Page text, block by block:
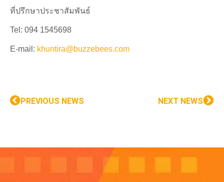
ที่ปรึกษาประชาสัมพันธ์
Tel: 094 1545698
E-mail: khuntira@buzzebees.com
PREVIOUS NEWS NEXT NEWS